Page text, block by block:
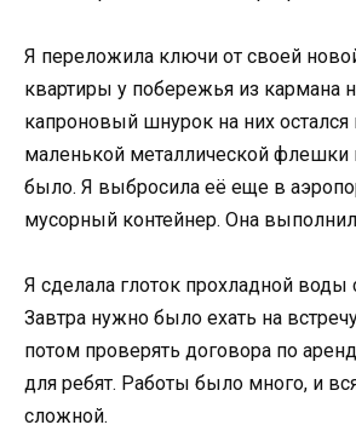
Я переложила ключи от своей
квартиры у побережья из кармана
капроновый шнурок на них
маленькой металлической
было. Я выбросила её еще в
мусорный контейнер. Она
Я сделала глоток прохладной воды
Завтра нужно было ехать на
потом проверять договора по
для ребят. Работы было много, и
сложной.